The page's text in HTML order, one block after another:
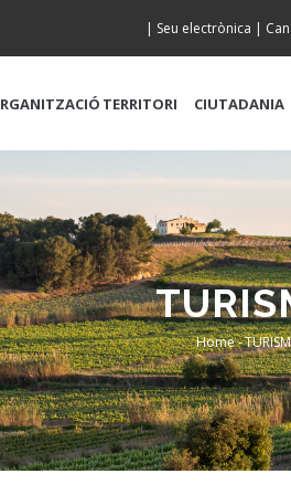
| Seu electrònica |
TERRITORI CIUTADANIA
Home-